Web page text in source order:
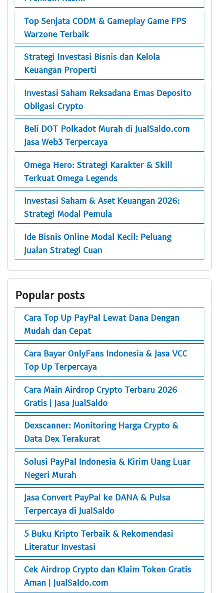
Top Senjata CODM & Gameplay Game FPS
Warzone Terbaik
Strategi Investasi Bisnis dan Kelola
Keuangan Properti
Investasi Saham Reksadana Emas Deposito
Obligasi Crypto
Beli DOT Polkadot Murah di JualSaldo.com
Jasa Web3 Terpercaya
Omega Hero: Strategi Karakter & Skill
Terkuat Omega Legends
Investasi Saham & Aset Keuangan 2026:
Strategi Modal Pemula
Ide Bisnis Online Modal Kecil: Peluang
Jualan Strategi Cuan
Popular posts
Cara Top Up PayPal Lewat Dana Dengan
Mudah dan Cepat
Cara Bayar OnlyFans Indonesia & Jasa VCC
Top Up Terpercaya
Cara Main Airdrop Crypto Terbaru 2026
Gratis | Jasa JualSaldo
Dexscanner: Monitoring Harga Crypto &
Data Dex Terakurat
Solusi PayPal Indonesia & Kirim Uang Luar
Negeri Murah
Jasa Convert PayPal ke DANA & Pulsa
Terpercaya di JualSaldo
5 Buku Kripto Terbaik & Rekomendasi
Literatur Investasi
Cek Airdrop Crypto dan Klaim Token Gratis
Aman | JualSaldo.com